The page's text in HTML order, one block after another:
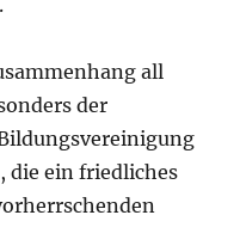
all
der
die ein friedliches